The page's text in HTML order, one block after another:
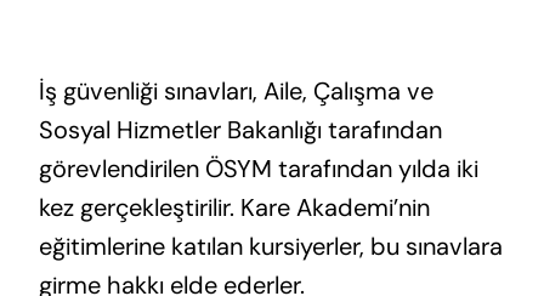
İş güvenliği sınavları, Aile, Çalışma ve
Sosyal Hizmetler Bakanlığı tarafından
görevlendirilen ÖSYM tarafından yılda iki
kez gerçekleştirilir. Kare Akademi’nin
eğitimlerine katılan kursiyerler, bu sınavlara
girme hakkı elde ederler.